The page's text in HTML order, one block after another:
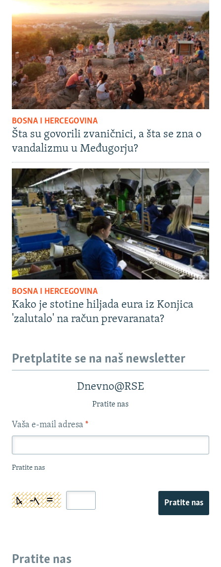
BOSNA I HERCEGOVINA
Šta su govorili zvaničnici, a šta se zna o
vandalizmu u Međugorju?
BOSNA I HERCEGOVINA
Kako je stotine hiljada eura iz Konjica
'zalutalo' na račun prevaranata?
Pretplatite se na naš newsletter
Dnevno@RSE
Pratite nas
Vaša e-mail adresa *
Pratite nas
Pratite nas
Pratite nas